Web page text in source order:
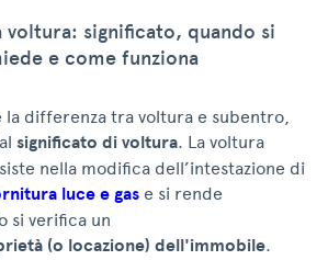
voltura: significato, quando si
e come funziona
differenza tra voltura e subentro,
significato di voltura. La voltura
nella modifica dell’intestazione di
luce e gas e si rende
si verifica un
(o locazione) dell'immobile.